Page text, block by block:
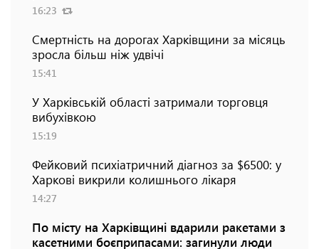
16:23
Смертність на дорогах Харківщини за місяць
зросла більш ніж удвічі
15:41
У Харківській області затримали торговця
вибухівкою
15:19
Фейковий психіатричний діагноз за $6500: у
Харкові викрили колишнього лікаря
14:27
По місту на Харківщині вдарили ракетами з
касетними боєприпасами: загинули люди